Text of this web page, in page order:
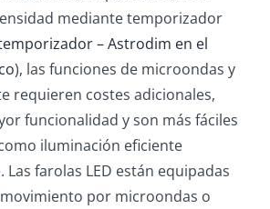
mediante temporizador
– Astrodim en el
), las funciones de microondas y
requieren costes adicionales,
funcionalidad y son más fáciles
iluminación eficiente
farolas LED están equipadas
por microondas o